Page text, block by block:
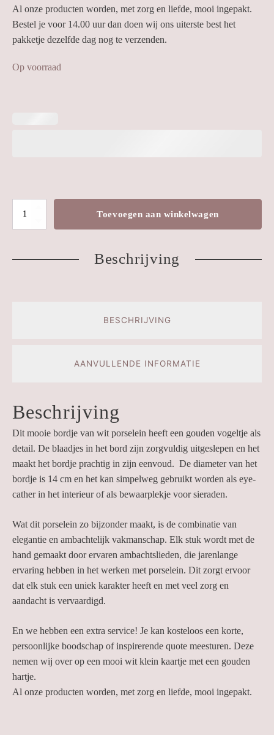
Al onze producten worden, met zorg en liefde, mooi ingepakt.
Bestel je voor 14.00 uur dan doen wij ons uiterste best het
pakketje dezelfde dag nog te verzenden.
Op voorraad
Porseleinen
Toevoegen aan winkelwagen
Beschrijving
BESCHRIJVING
AANVULLENDE INFORMATIE
Beschrijving
Dit mooie bordje van wit porselein heeft een gouden vogeltje als
detail. De blaadjes in het bord zijn zorgvuldig uitgeslepen en het
maakt het bordje prachtig in zijn eenvoud. De diameter van het
bordje is 14 cm en het kan simpelweg gebruikt worden als eye-
cather in het interieur of als bewaarplekje voor sieraden.
Wat dit porselein zo bijzonder maakt, is de combinatie van
elegantie en ambachtelijk vakmanschap. Elk stuk wordt met de
hand gemaakt door ervaren ambachtslieden, die jarenlange
ervaring hebben in het werken met porselein. Dit zorgt ervoor
dat elk stuk een uniek karakter heeft en met veel zorg en
aandacht is vervaardigd.
En we hebben een extra service! Je kan kosteloos een korte,
persoonlijke boodschap of inspirerende quote meesturen. Deze
nemen wij over op een mooi wit klein kaartje met een gouden
hartje.
Al onze producten worden, met zorg en liefde, mooi ingepakt.